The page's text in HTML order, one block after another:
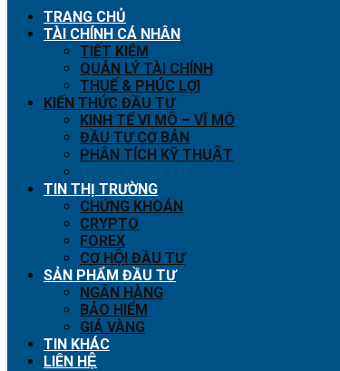
TRANG CHỦ
TÀI CHÍNH CÁ NHÂN
TIẾT KIỆM
QUẢN LÝ TÀI CHÍNH
THUẾ & PHÚC LỢI
KIẾN THỨC ĐẦU TƯ
KINH TẾ VI MÔ – VĨ MÔ
ĐẦU TƯ CƠ BẢN
PHÂN TÍCH KỸ THUẬT
TIN THỊ TRƯỜNG
CHỨNG KHOÁN
CRYPTO
FOREX
CƠ HỘI ĐẦU TƯ
SẢN PHẨM ĐẦU TƯ
NGÂN HÀNG
BẢO HIỂM
GIÁ VÀNG
TIN KHÁC
LIÊN HỆ